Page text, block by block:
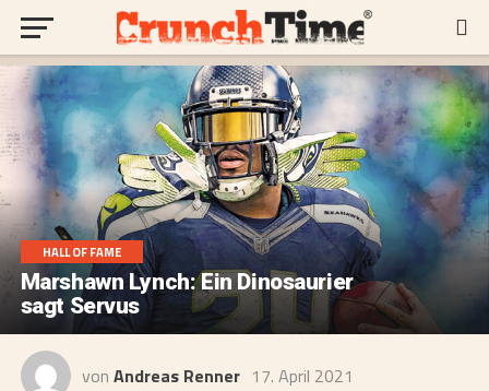
HALL OF FAME
Marshawn Lynch: Ein Dinosaurier
sagt Servus
von Andreas Renner 17. April 2021